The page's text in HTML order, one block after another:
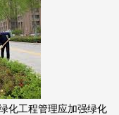
化工程管理应加强绿化